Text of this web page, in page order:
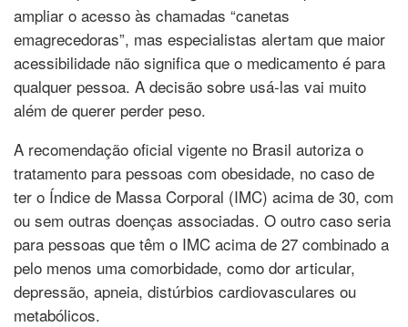
ampliar o acesso às chamadas “canetas
emagrecedoras”, mas especialistas alertam que maior
acessibilidade não significa que o medicamento é para
qualquer pessoa. A decisão sobre usá-las vai muito
além de querer perder peso.
A recomendação oficial vigente no Brasil autoriza o
tratamento para pessoas com obesidade, no caso de
ter o Índice de Massa Corporal (IMC) acima de 30, com
ou sem outras doenças associadas. O outro caso seria
para pessoas que têm o IMC acima de 27 combinado a
pelo menos uma comorbidade, como dor articular,
depressão, apneia, distúrbios cardiovasculares ou
metabólicos.